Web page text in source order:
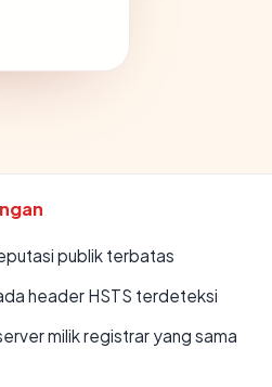
publik terbatas
header HSTS terdeteksi
milik registrar yang sama